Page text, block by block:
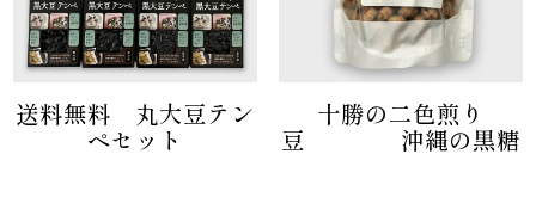
送料無料 丸大豆テン
ペセット
十勝の二色煎り
豆 沖縄の黒糖